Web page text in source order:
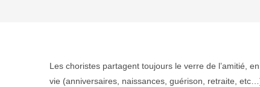
Les choristes partagent toujours le verre de l’amitié,
vie (anniversaires, naissances, guérison, retraite,